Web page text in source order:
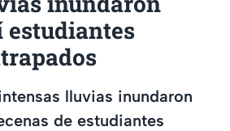
estudiantes
lluvias inundaron
de estudiantes